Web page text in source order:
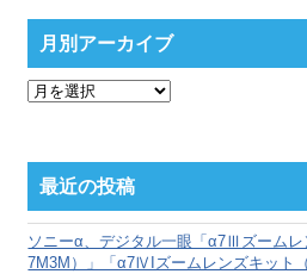
月別アーカイブ
月
ー
カ
ブ
最近の投稿
ソニーα、デジタル一眼「α7Ⅲズームレ
7M3M）」「α7ⅣIズームレンズキット